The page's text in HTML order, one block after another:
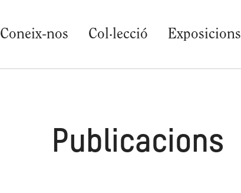
Coneix-nos Col·lecció Exposicions
Publicacions